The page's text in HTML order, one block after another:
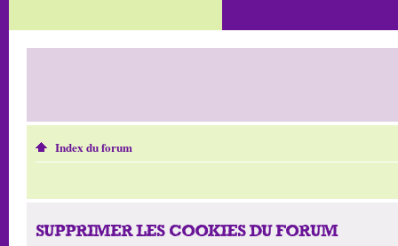
Index du forum
SUPPRIMER LES COOKIES DU FORUM